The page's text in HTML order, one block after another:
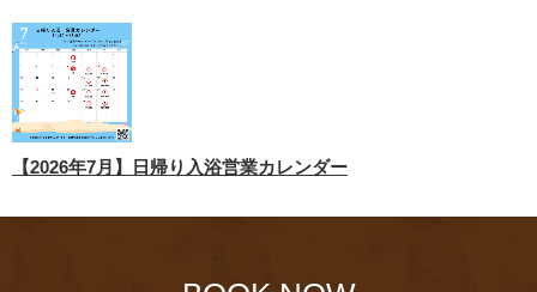
【2026年7月】日帰り入浴営業カレンダー